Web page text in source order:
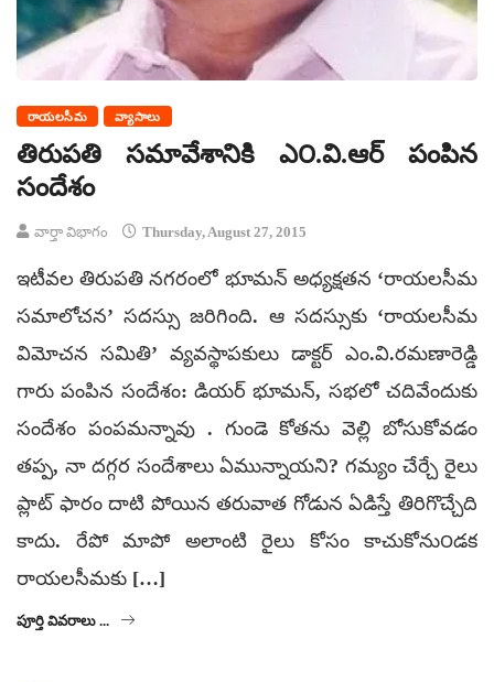
రాయలసీమ వ్యాసాలు
తిరుపతి సమావేశానికి ఎ౦.వి.ఆర్ పంపిన
సందేశం
వార్తా విభాగం Thursday, August 27, 2015
ఇటీవల తిరుపతి నగరంలో భూమన్ అధ్యక్షతన ‘రాయలసీమ
సమాలోచన’ సదస్సు జరిగింది. ఆ సదస్సుకు ‘రాయలసీమ
విమోచన సమితి’ వ్యవస్థాపకులు డాక్టర్ ఎం.వి.రమణారెడ్డి
గారు పంపిన సందేశం: డియర్ భూమన్, సభలో చదివేందుకు
సందేశం పంపమన్నావు . గుండె కోతను వెల్లి బోసుకోవడం
తప్ప, నా దగ్గర సందేశాలు ఏమున్నాయని? గమ్యం చేర్చే రైలు
ప్లాట్ ఫారం దాటి పోయిన తరువాత గోడున ఏడిస్తే తిరిగొచ్చేది
కాదు. రేపో మాపో అలాంటి రైలు కోసం కాచుకోను౦డక
రాయలసీమకు […]
పూర్తి వివరాలు ...